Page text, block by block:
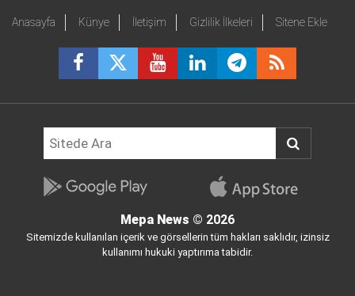
Anasayfa Künye İletişim Gizlilik İlkeleri Sitene Ekle
Mepa News © 2026
Sitemizde kullanılan içerik ve görsellerin tüm hakları saklıdır, izinsiz
kullanımı hukuki yaptırıma tabidir.